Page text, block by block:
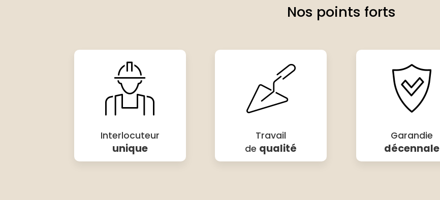
Nos points forts
Interlocuteur
unique
Travail
de qualité
Garandie
décennale